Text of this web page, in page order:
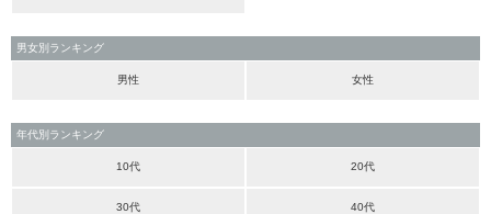
男女別ランキング
男性 女性
年代別ランキング
10代 20代
30代 40代